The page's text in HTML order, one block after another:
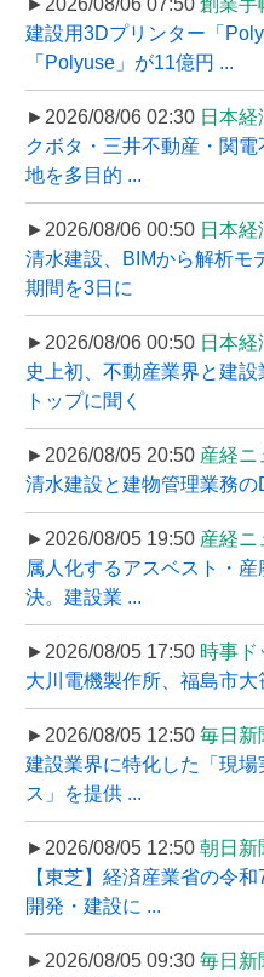
建設用3Dプリンター「
「Polyuse」が11億円 ...
►2026/08/06 02:30 日本経
クボタ・三井不動産・関
地を多目的 ...
►2026/08/06 00:50 日本経
清水建設、BIMから解析モ
期間を3日に
►2026/08/06 00:50 日本経
史上初、不動産業界と建
トップに聞く
►2026/08/05 20:50 産経ニ
清水建設と建物管理業務
►2026/08/05 19:50 産経ニ
属人化するアスベスト・
決。建設業 ...
►2026/08/05 17:50 時事ド
大川電機製作所、福島市
►2026/08/05 12:50 毎日新
建設業界に特化した「現
ス」を提供 ...
►2026/08/05 12:50 朝日新
【東芝】経済産業省の令
開発・建設に ...
►2026/08/05 09:30 毎日新